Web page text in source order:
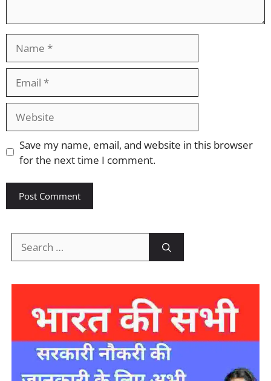
Website
Save my name, email, and website in this browser
for the next time I comment.
for: